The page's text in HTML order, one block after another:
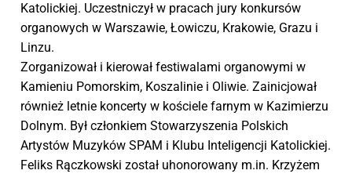
Katolickiej. Uczestniczył w pracach jury konkursów
organowych w Warszawie, Łowiczu, Krakowie, Grazu i
Linzu.
Zorganizował i kierował festiwalami organowymi w
Kamieniu Pomorskim, Koszalinie i Oliwie. Zainicjował
również letnie koncerty w kościele farnym w Kazimierzu
Dolnym. Był członkiem Stowarzyszenia Polskich
Artystów Muzyków SPAM i Klubu Inteligencji Katolickiej.
Feliks Rączkowski został uhonorowany m.in. Krzyżem